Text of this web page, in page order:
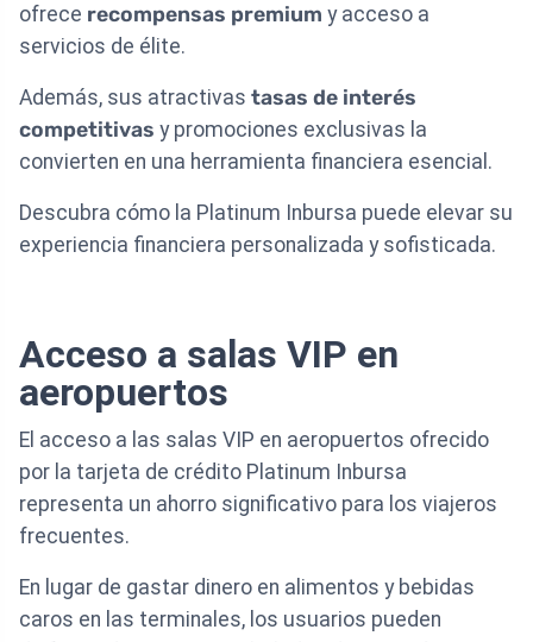
ofrece recompensas premium y acceso a
servicios de élite.
Además, sus atractivas tasas de interés
competitivas y promociones exclusivas la
convierten en una herramienta financiera esencial.
Descubra cómo la Platinum Inbursa puede elevar su
experiencia financiera personalizada y sofisticada.
Acceso a salas VIP en
aeropuertos
El acceso a las salas VIP en aeropuertos ofrecido
por la tarjeta de crédito Platinum Inbursa
representa un ahorro significativo para los viajeros
frecuentes.
En lugar de gastar dinero en alimentos y bebidas
caros en las terminales, los usuarios pueden